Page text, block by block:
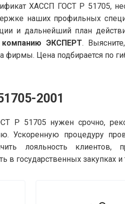
ХАССП ГОСТ Р 51705,
наших профильных
и дальнейший план
ЭКСПЕРТ.
фирмы. Цена подбирается по
2001
Р 51705 нужен срочно,
Ускоренную процедуру
лояльность
в государственных